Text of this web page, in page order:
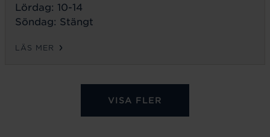
Lördag: 10-14
Söndag: Stängt
LÄS MER
VISA FLER